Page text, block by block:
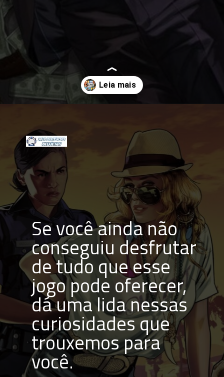
Se você ainda não
conseguiu desfrutar
de tudo que esse
jogo pode oferecer,
dá uma lida nessas
curiosidades que
trouxemos para
você.